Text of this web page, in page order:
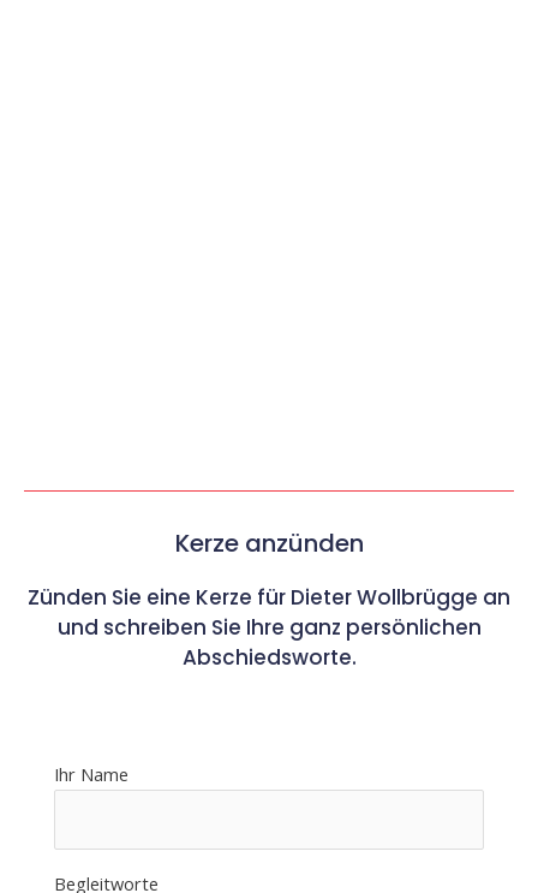
Kerze anzünden
Zünden Sie eine Kerze für Dieter Wollbrügge an
und schreiben Sie Ihre ganz persönlichen
Abschiedsworte.
Ihr Name
Begleitworte